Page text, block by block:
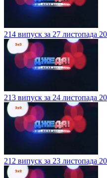
214 випуск за 27 листопада
213 випуск за 24 листопада
212 випуск за 23 листопада